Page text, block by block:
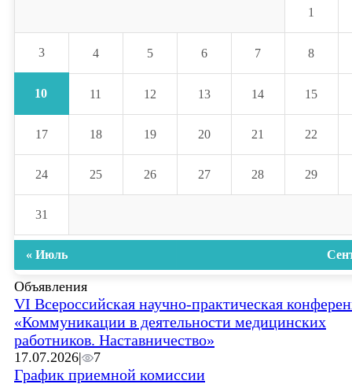
1
3 4 5 6 7 8
10 11 12 13 14 15
17 18 19 20 21 22
24 25 26 27 28 29
31
« Июль
Объявления
VI Всероссийская научно-практическая
«Коммуникации в деятельности медицинских
работников. Наставничество»
17.07.2026| 7
График приемной комиссии